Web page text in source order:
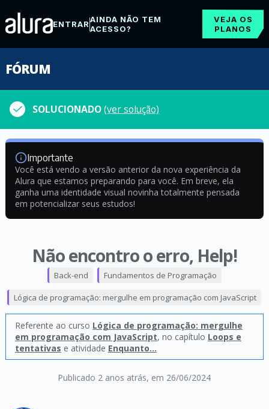
ENTRARAINDA NÃO TEM
ACESSO?
VEJA OS
PLANOS
FÓRUM
SOLUCIONADO(ver solução)
Importante
Você está vendo a versão anterior da nova experiência da
Alura que estamos preparando para você. Em breve, ela
ganha uma identidade visual novinha totalmente pensada
em potencializar seus estudos!
Não encontro o erro, Help!
Publicado 2 anos atrás, em 26/06/2024
Back-end Fundamentos de Programação
Lógica de programação: mergulhe em programação com JavaScript
Referente ao curso Lógica de programação: mergulhe
em programação com JavaScript, no capítulo Loops e
tentativas e atividade Enquanto...